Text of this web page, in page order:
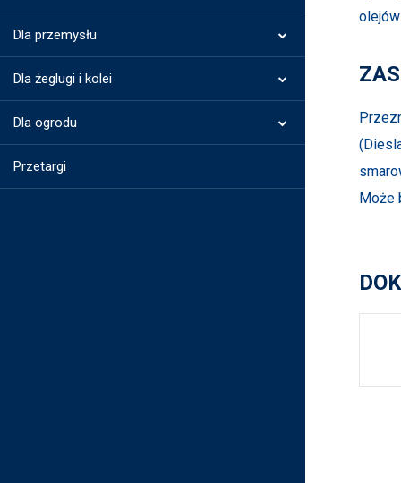
Dla przemysłu
Dla żeglugi i kolei
Dla ogrodu
Przetargi
Może